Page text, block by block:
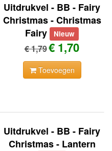
Uitdrukvel - BB - Fairy
Christmas - Christmas
Fairy
Nieuw
€ 1,79€ 1,70
Toevoegen
Uitdrukvel - BB - Fairy
Christmas - Lantern